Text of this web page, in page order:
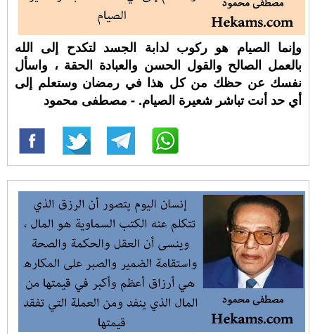
وإنما الصيام هو ركوب لدابة الجسد لتكدح إلى الله
بالعمل الصالح والقول الحسن والعبادة الحقة ، واسأل
نفسك عن حظك من كل هذا في رمضان وستعلم إلى
أي حد أنت تباشر شعيرة الصيام. - مصطفى محمود